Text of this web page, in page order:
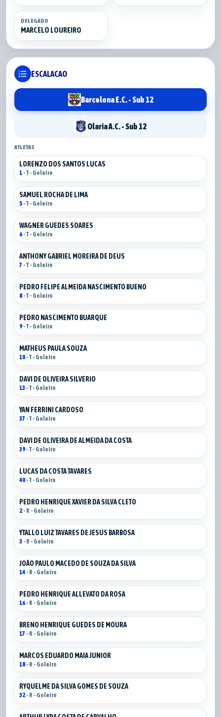
DELEGADO
MARCELO LOUREIRO
format_list_numbered ESCALACAO
Barcelona E.C. - Sub 12
Olaria A.C. - Sub 12
ATLETAS
LORENZO DOS SANTOS LUCAS
1 - T - Goleiro
SAMUEL ROCHA DE LIMA
5 - T - Goleiro
WAGNER GUEDES SOARES
6- T - Goleiro
ANTHONY GABRIEL MOREIRA DE DEUS
7 - T - Goleiro
PEDRO FELIPE ALMEIDA NASCIMENTO BUENO
8- T - Goleiro
PEDRO NASCIMENTO BUARQUE
9- T - Goleiro
MATHEUS PAULA SOUZA
10- T - Goleiro
DAVI DE OLIVEIRA SILVÉRIO
13 - T - Goleiro
YAN FERRINI CARDOSO
37 - T - Goleiro
DAVI DE OLIVEIRA DE ALMEIDA DA COSTA
39- T - Goleiro
LUCAS DA COSTA TAVARES
40- T - Goleiro
PEDRO HENRIQUE XAVIER DA SILVA CLETO
2- R - Goleiro
YTALLO LUIZ TAVARES DE JESUS BARBOSA
3 - R - Goleiro
JOÃO PAULO MACEDO DE SOUZA DA SILVA
14 - R - Goleiro
PEDRO HENRIQUE ALLEVATO DA ROSA
16- R - Goleiro
BRENO HENRIQUE GUEDES DE MOURA
17 - R - Goleiro
MARCOS EDUARDO MAIA JÚNIOR
18- R - Goleiro
RYQUELME DA SILVA GOMES DE SOUZA
32- R - Goleiro